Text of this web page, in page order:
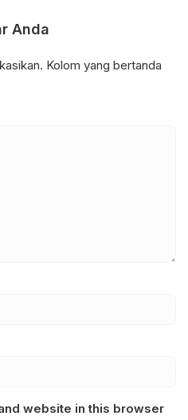
Anda
Kolom yang bertanda
website in this browser